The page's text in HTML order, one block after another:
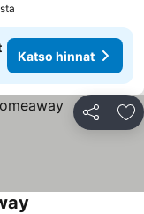
Katso hinnat
Jaa